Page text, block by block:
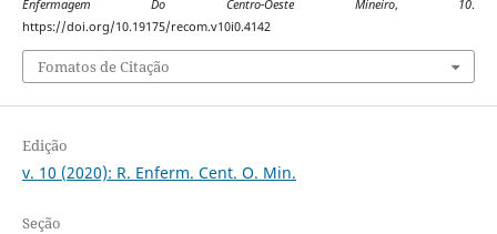
Enfermagem Do Centro-Oeste Mineiro, 10.
https://doi.org/10.19175/recom.v10i0.4142
Fomatos de Citação
Edição
v. 10 (2020): R. Enferm. Cent. O. Min.
Seção